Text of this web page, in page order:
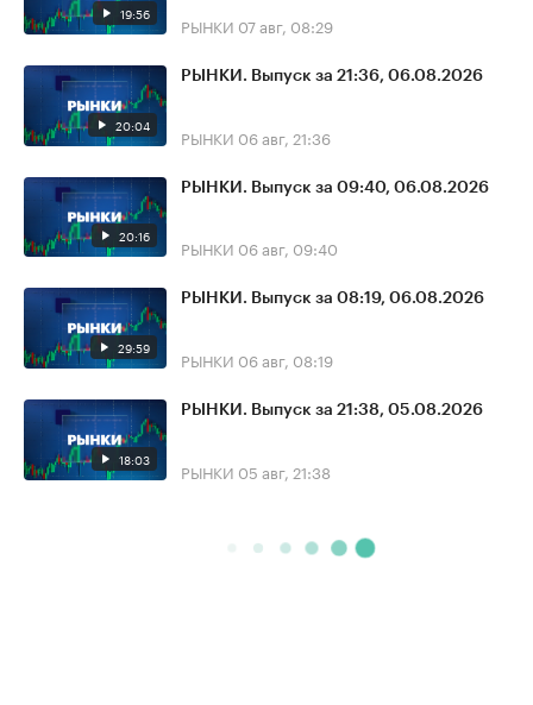
19:56 РЫНКИ 07 авг, 08:29
20:04
РЫНКИ. Выпуск за 21:36, 06.08.2026
РЫНКИ 06 авг, 21:36
20:16
РЫНКИ. Выпуск за 09:40, 06.08.2026
РЫНКИ 06 авг, 09:40
29:59
РЫНКИ. Выпуск за 08:19, 06.08.2026
РЫНКИ 06 авг, 08:19
18:03
РЫНКИ. Выпуск за 21:38, 05.08.2026
РЫНКИ 05 авг, 21:38